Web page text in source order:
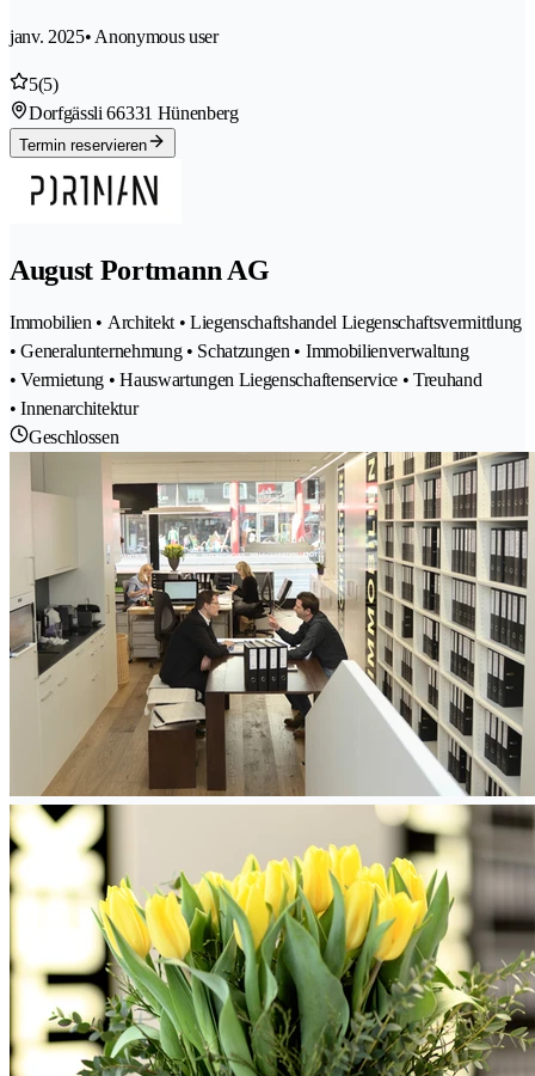
janv. 2025• Anonymous user
5(5)
Dorfgässli 66331 Hünenberg
Termin reservieren
August Portmann AG
Immobilien • Architekt • Liegenschaftshandel Liegenschaftsvermittlung
• Generalunternehmung • Schatzungen • Immobilienverwaltung
• Vermietung • Hauswartungen Liegenschaftenservice • Treuhand
• Innenarchitektur
Geschlossen